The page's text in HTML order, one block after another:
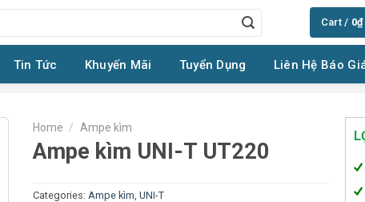
Cart / 0₫
Tin Tức Khuyến Mãi Tuyển Dụng Liên Hệ Báo
Home / Ampe kìm
Ampe kìm UNI-T UT220
Categories: Ampe kìm ,UNI-T